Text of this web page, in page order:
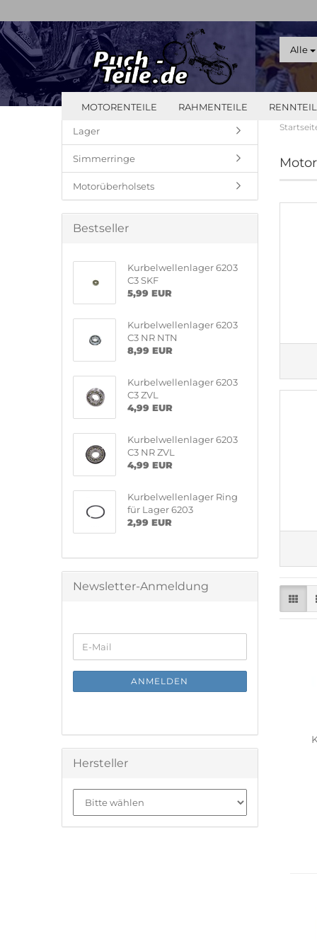
Alle
MOTORENTEILE RAHMENTEILE
Lager
Simmerringe
Motorüberholsets
Bestseller
Kurbelwellenlager 6203
C3 SKF
5,99 EUR
Kurbelwellenlager 6203
C3 NR NTN
8,99 EUR
Kurbelwellenlager 6203
C3 ZVL
4,99 EUR
Kurbelwellenlager 6203
C3 NR ZVL
4,99 EUR
Kurbelwellenlager Ring
für Lager 6203
2,99 EUR
Newsletter-Anmeldung
ZUR
ANMELDUNG
E-
Mail
ANMELDEN
Hersteller